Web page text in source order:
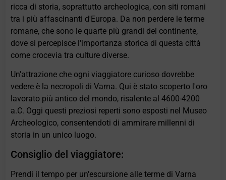
ricca di storia, soprattutto archeologica, con siti romani
tra i più affascinanti d'Europa. Da non perdere le terme
romane, che sono le quarte più grandi del continente,
dove si percepisce l'importanza storica di questa città
come crocevia tra culture diverse.
Un'attrazione che ogni viaggiatore curioso dovrebbe
vedere è la necropoli di Varna. Qui è stato scoperto l'oro
lavorato più antico del mondo, risalente al 4600-4200
a.C. Oggi questi preziosi reperti sono esposti nel Museo
Archeologico, consentendoti di ammirare millenni di
storia in un unico luogo.
Consiglio del viaggiatore:
Prendi il tempo per un'escursione alle terme di Varna